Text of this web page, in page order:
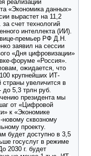
реализации
«Экономика данных»
вырастет на 11,2
за счет технологий
интеллекта (ИИ).
премьер РФ Д.Н.
заявил на сессии
«Дня цифровизации»
форуме «Россия».
ожидается, что
крупнейших ИТ-
страны увеличится в
до 5,3 трлн руб.
президента мы
от «Цифровой
к «Экономике
новому сквозному
проекту.
будет доступно в 3,5
госуслуг в режиме
2030 г. будет